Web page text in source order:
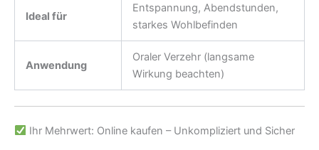
Ideal für
Entspannung, Abendstunden,
starkes Wohlbefinden
Anwendung
Oraler Verzehr (langsame
Wirkung beachten)
Ihr Mehrwert: Online kaufen – Unkompliziert und Sicher